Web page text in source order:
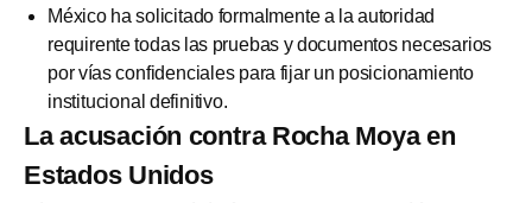
México ha solicitado formalmente a la autoridad
requirente todas las pruebas y documentos necesarios
por vías confidenciales para fijar un posicionamiento
institucional definitivo.
La acusación contra Rocha Moya en
Estados Unidos